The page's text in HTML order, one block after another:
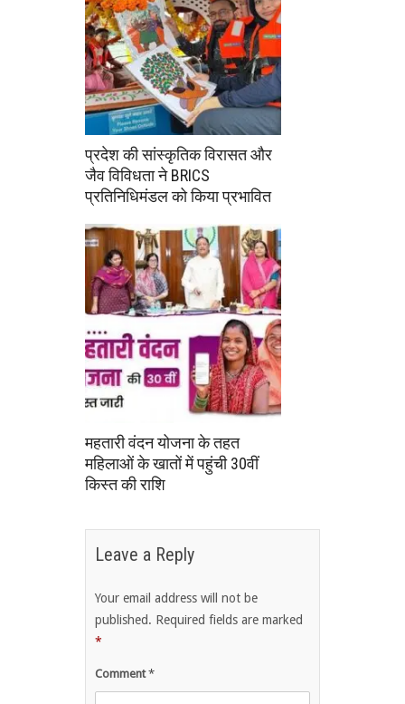
प्रदेश की सांस्कृतिक विरासत और
जैव विविधता ने BRICS
प्रतिनिधिमंडल को किया प्रभावित
महतारी वंदन योजना के तहत
महिलाओं के खातों में पहुंची 30वीं
किस्त की राशि
Leave a Reply
Your email address will not be
published. Required fields are marked
*
Comment*